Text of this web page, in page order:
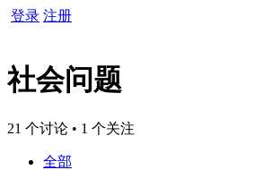
登录 注册
社会问题
21 个讨论 • 1 个关注
全部